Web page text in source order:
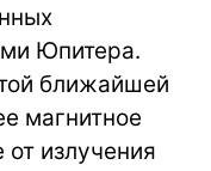
Юпитера.
ближайшей
магнитное
от излучения